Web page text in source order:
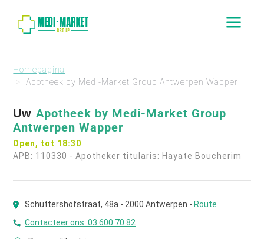
a
Homepagina
Apotheek by Medi-Market Group Antwerpen Wapper
UwApotheek by Medi-Market Group
Antwerpen Wapper
Open, tot 18:30
APB: 110330 -Apotheker titularis: Hayate Boucherim
Schuttershofstraat, 48a - 2000 Antwerpen - Route
Contacteer ons:03 600 70 82